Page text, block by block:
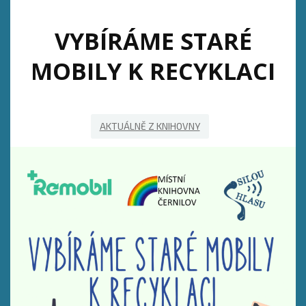
VYBÍRÁME STARÉ
MOBILY K RECYKLACI
AKTUÁLNĚ Z KNIHOVNY